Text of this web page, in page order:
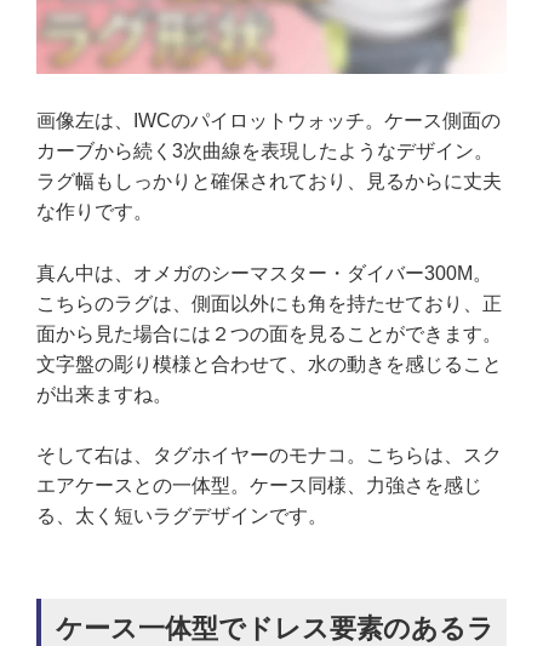
画像左は、IWCのパイロットウォッチ。ケース側面の
カーブから続く3次曲線を表現したようなデザイン。
ラグ幅もしっかりと確保されており、見るからに丈夫
な作りです。
真ん中は、オメガのシーマスター・ダイバー300M。
こちらのラグは、側面以外にも角を持たせており、正
面から見た場合には２つの面を見ることができます。
文字盤の彫り模様と合わせて、水の動きを感じること
が出来ますね。
そして右は、タグホイヤーのモナコ。こちらは、スク
エアケースとの一体型。ケース同様、力強さを感じ
る、太く短いラグデザインです。
ケース一体型でドレス要素のあるラ